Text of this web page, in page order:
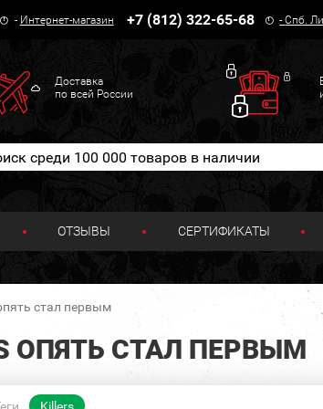
- Интернет-магазин +7 (812) 322-65-68 -Спб.
Доставка
по всей России
ОТЗЫВЫ СЕРТИФИКАТЫ
стал первым
ОПЯТЬ СТАЛ ПЕРВЫМ